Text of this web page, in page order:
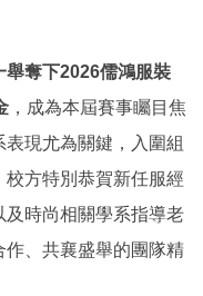
舉奪下2026儒鴻服裝
，成為本屆賽事矚目焦
現尤為關鍵，入圍組
方特別恭賀新任服經
時尚相關學系指導老
、共襄盛舉的團隊精